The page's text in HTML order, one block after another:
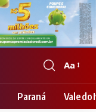
Font
Resizer
Aa
Paraná Vale do